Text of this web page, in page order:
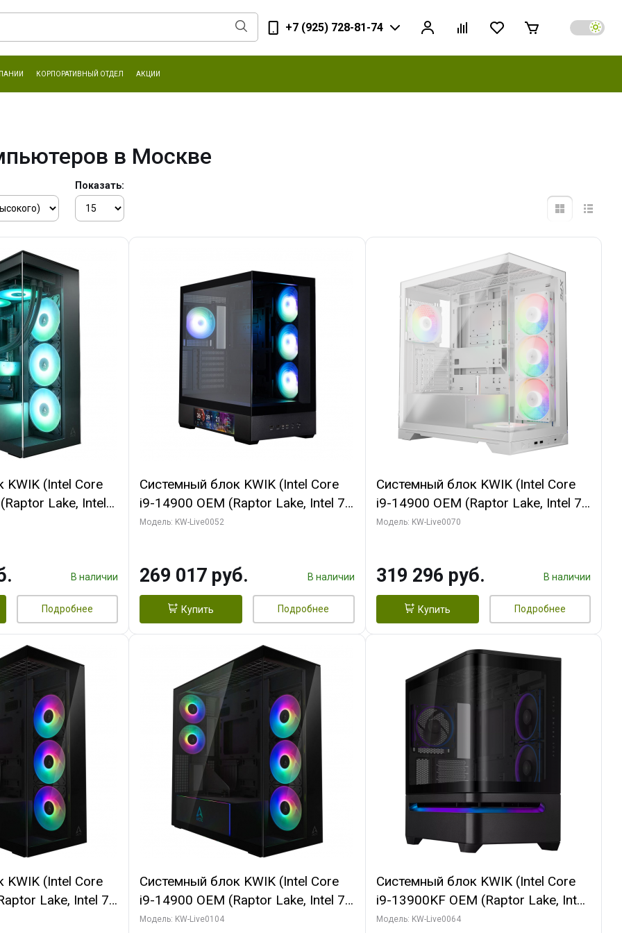
+7 (925) 728-81-74
КОРПОРАТИВНЫЙ ОТДЕЛ АКЦИИ
в Москве
Показать:
KWIK (Intel Core
Lake, Intel
64 ГБ ОЗУ (2
SSD)
В наличии
Подробнее
Системный блок KWIK (Intel Core
i9-14900 OEM (Raptor Lake, Intel 7,
C24 16EC/8PC// 64 ГБ ОЗУ (2
256bit 3xDP HD/ 512 ГБ SSD)
Модель: KW-Live0052
269 017 руб. В наличии
Купить Подробнее
Системный блок KWIK (Intel Core
i9-14900 OEM (Raptor Lake, Intel 7,
C24 16EC/8PC// 64 ГБ ОЗУ (2
GDDR7 256bit/ 960 ГБ SSD)
Модель: KW-Live0070
319 296 руб. В наличии
Купить Подробнее
KWIK (Intel Core
Lake, Intel 7,
ГБ ОЗУ (2
Системный блок KWIK (Intel Core
i9-14900 OEM (Raptor Lake, Intel 7,
C24 16EC/8PC// 64 ГБ ОЗУ (2
Модель: KW-Live0104
Системный блок KWIK (Intel Core
i9-13900KF OEM (Raptor Lake, Intel
7, C24 16EC/8P/ 64 ГБ ОЗУ (2
Модель: KW-Live0064